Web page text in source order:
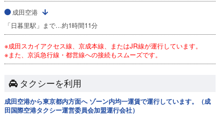
成田空港
「日暮里駅」まで…約1時間11分
※成田スカイアクセス線、京成本線、またはJR線が運行しています。
※また、京浜急行線・都営線への接続もスムーズです。
タクシーを利用
成田空港から東京都内方面へ ゾーン内均一運賃で運行しています。（成
田国際空港タクシー運営委員会加盟運行会社）